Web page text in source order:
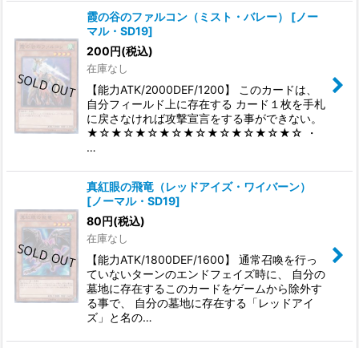
霞の谷のファルコン（ミスト・バレー） [ノー
マル・SD19]
200円(税込)
在庫なし
【能力ATK/2000DEF/1200】 このカードは、
自分フィールド上に存在する カード１枚を手札
に戻さなければ攻撃宣言をする事ができない。
★☆★☆★☆★☆★☆★☆★☆★☆★☆ ・
…
真紅眼の飛竜（レッドアイズ・ワイバーン）
[ノーマル・SD19]
80円(税込)
在庫なし
【能力ATK/1800DEF/1600】 通常召喚を行っ
ていないターンのエンドフェイズ時に、 自分の
墓地に存在するこのカードをゲームから除外す
る事で、 自分の墓地に存在する「レッドアイ
ズ」と名の…